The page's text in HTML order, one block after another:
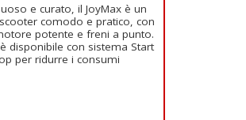
e curato, il JoyMax è un
comodo e pratico, con
potente e freni a punto.
disponibile con sistema Start
per ridurre i consumi